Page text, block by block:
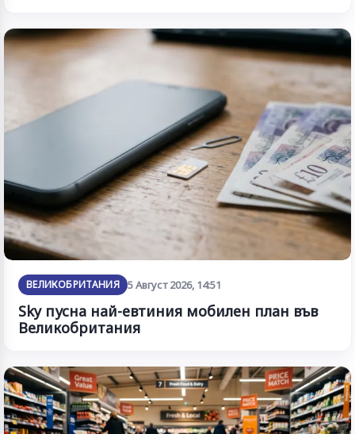
ВЕЛИКОБРИТАНИЯ 5 Август 2026, 14:51
Sky пусна най-евтиния мобилен план във
Великобритания